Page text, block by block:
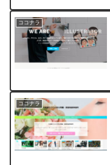
ココナラ
ココナラ